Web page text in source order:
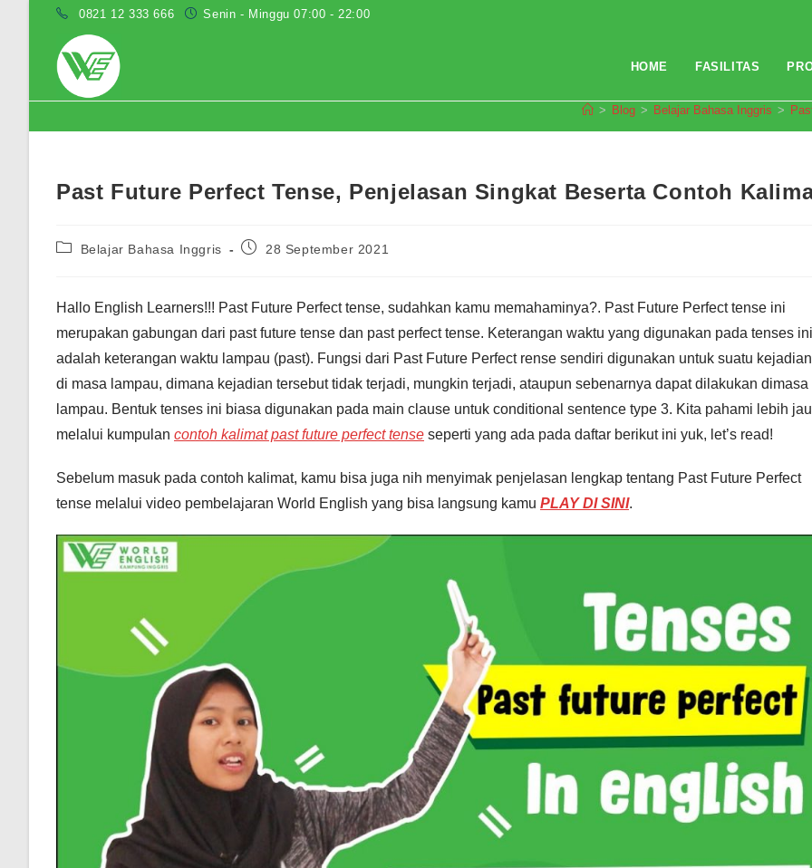
0821 12 333 666 Senin - Minggu 07:00 - 22:00
HOME FASILITAS
> Blog > Belajar Bahasa Inggris >
Past Future Perfect Tense, Penjelasan Singkat Beserta Contoh
PostBelajar Bahasa Inggris
Post28 September 2021
Hallo English Learners!!! Past Future Perfect tense, sudahkan kamu memahaminya?. Past Future Perfect tense ini
merupakan gabungan dari past future tense dan past perfect tense. Keterangan waktu yang digunakan pada tenses ini
adalah keterangan waktu lampau (past). Fungsi dari Past Future Perfect rense sendiri digunakan untuk suatu kejadian
di masa lampau, dimana kejadian tersebut tidak terjadi, mungkin terjadi, ataupun sebenarnya dapat dilakukan dimasa
lampau. Bentuk tenses ini biasa digunakan pada main clause untuk conditional sentence type 3. Kita pahami lebih
melalui kumpulan contoh kalimat past future perfect tense seperti yang ada pada daftar berikut ini yuk, let’s read!
Sebelum masuk pada contoh kalimat, kamu bisa juga nih menyimak penjelasan lengkap tentang Past Future Perfect
tense melalui video pembelajaran World English yang bisa langsung kamu PLAY DI SINI.